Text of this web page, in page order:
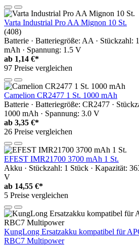
Varta Industrial Pro AA Mignon 10 St.
(408)
Batterie · Batteriegröße: AA · Stückzahl:
mAh · Spannung: 1.5 V
ab 1,14 €*
97 Preise vergleichen
Camelion CR2477 1 St. 1000 mAh
Batterie · Batteriegröße: CR2477 ·
1000 mAh · Spannung: 3.0 V
ab 3,35 €*
26 Preise vergleichen
EFEST IMR21700 3700 mAh 1 St.
Akku · Stückzahl: 1 Stück · Kapazität:
V
ab 14,55 €*
5 Preise vergleichen
KungLong Ersatzakku kompatibel für
RBC7 Multipower